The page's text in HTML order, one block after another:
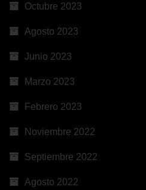
Octubre 2023
Agosto 2023
Junio 2023
Marzo 2023
Febrero 2023
Noviembre 2022
Septiembre 2022
Agosto 2022